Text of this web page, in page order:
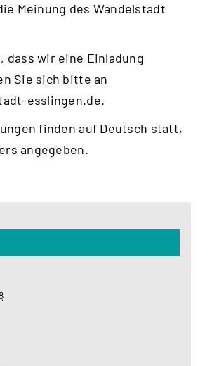
Meinung des Wandelstadt
dass wir eine Einladung
Sie sich bitte an
esslingen.de.
finden auf Deutsch statt,
angegeben.